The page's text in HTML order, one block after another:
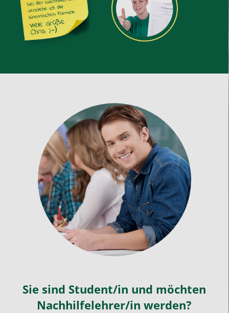
Sie sind Student/in und möchten
Nachhilfelehrer/in werden?